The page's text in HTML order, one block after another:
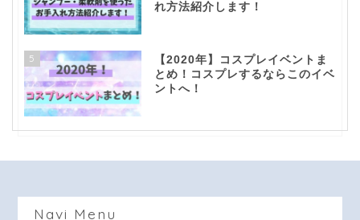
れ方法紹介します！
5
【2020年】コスプレイベントま
とめ！コスプレするならこのイベ
ントへ！
Navi Menu